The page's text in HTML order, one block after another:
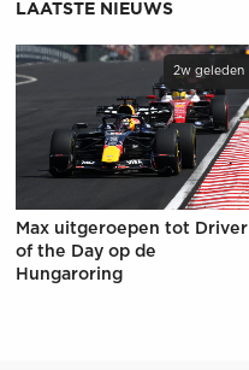
LAATSTE NIEUWS
2w geleden
Max uitgeroepen tot Driver
of the Day op de
Hungaroring